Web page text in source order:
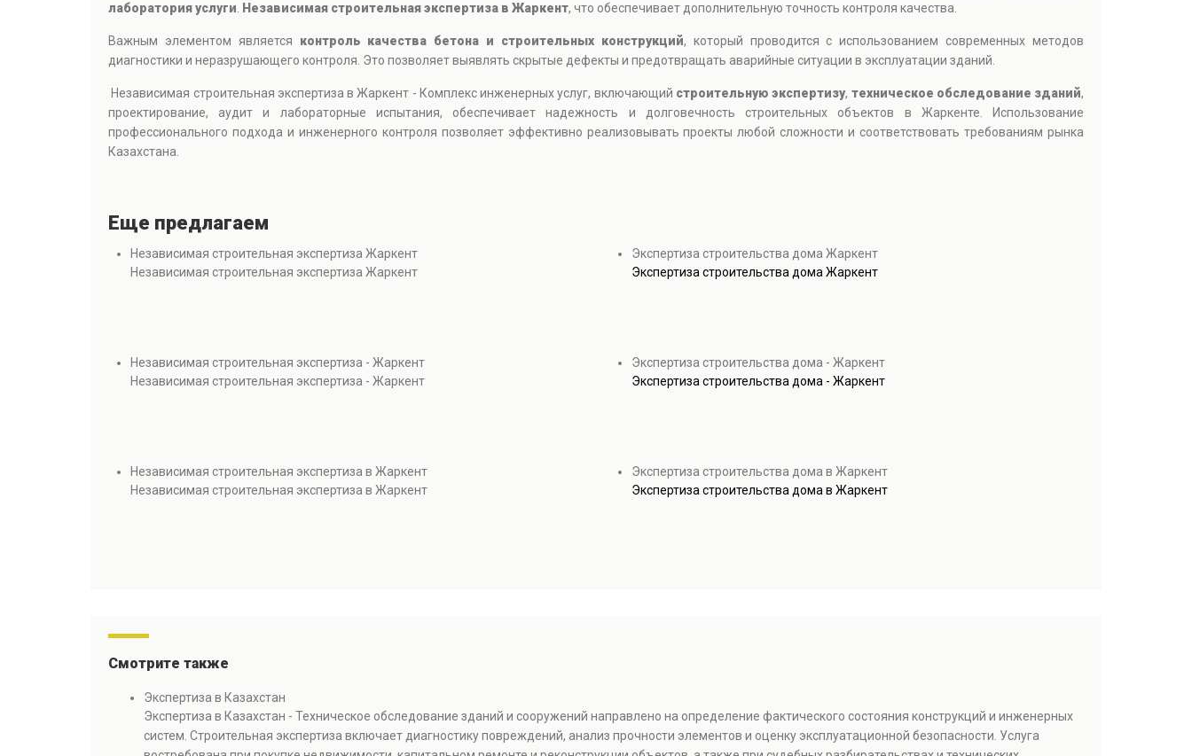
лаборатория услуги
Независимая строительная экспертиза в Жаркент, что обеспечивает дополнительную точность контроля качества.
Важным элементом является контроль качества бетона и строительных конструкций, который проводится с использованием современных методов
диагностики и неразрушающего контроля. Это позволяет выявлять скрытые дефекты и предотвращать аварийные ситуации в эксплуатации зданий.
Независимая строительная экспертиза в Жаркент - Комплекс инженерных услуг, включающий строительную экспертизу, техническое обследование зданий,
проектирование, аудит и лабораторные испытания, обеспечивает надежность и долговечность строительных объектов в Жаркенте. Использование
профессионального подхода и инженерного контроля позволяет эффективно реализовывать проекты любой сложности и соответствовать требованиям рынка
Казахстана.
Еще предлагаем
Независимая строительная экспертиза Жаркент
Независимая строительная экспертиза Жаркент
Независимая строительная экспертиза - Жаркент
Независимая строительная экспертиза - Жаркент
Независимая строительная экспертиза в Жаркент
Независимая строительная экспертиза в Жаркент
Экспертиза строительства дома Жаркент
Экспертиза строительства дома Жаркент
Экспертиза строительства дома - Жаркент
Экспертиза строительства дома - Жаркент
Экспертиза строительства дома в Жаркент
Экспертиза строительства дома в Жаркент
Смотрите также
Экспертиза в Казахстан
Экспертиза в Казахстан - Техническое обследование зданий и сооружений направлено на определение фактического состояния конструкций и инженерных
систем. Строительная экспертиза включает диагностику повреждений, анализ прочности элементов и оценку эксплуатационной безопасности. Услуга